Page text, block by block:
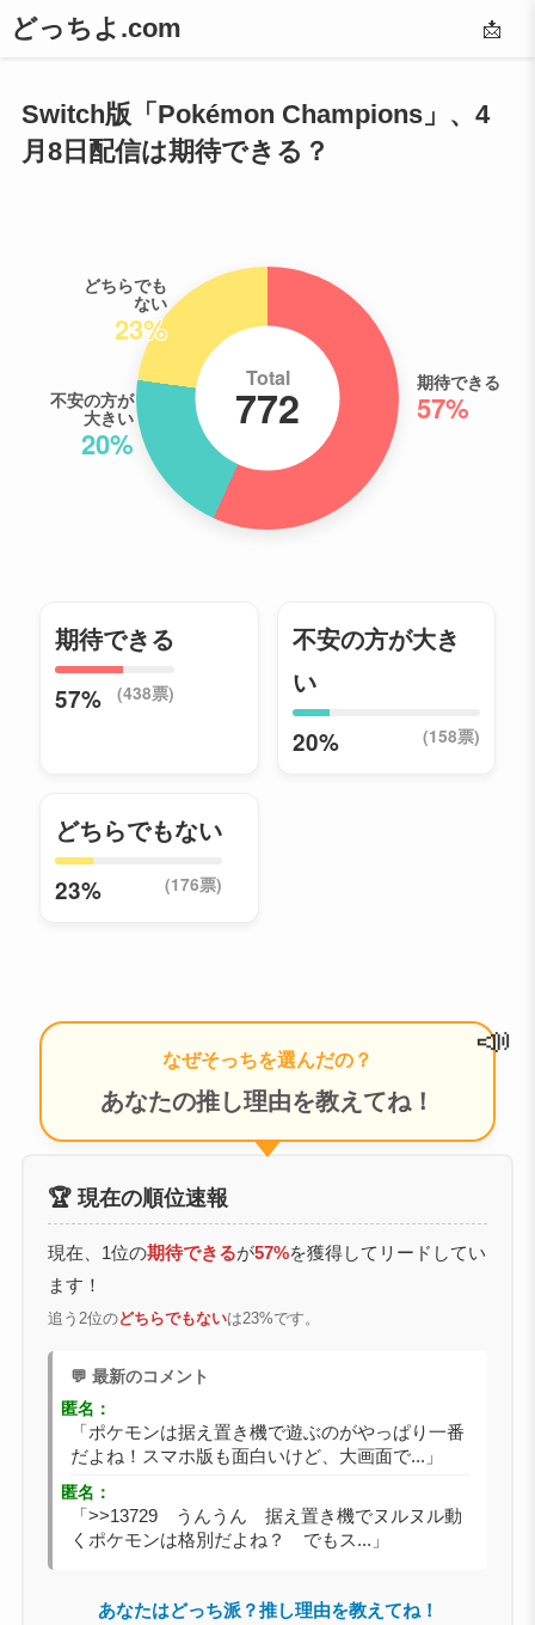
どっちよ.com 📩
Switch版「Pokémon Champions」、4
月8日配信は期待できる？
期待できる
57%
不安の方が
大きい
20%
どちらでも
ない
23%
Total
772
期待できる
57% (438票)
不安の方が大き
い
20% (158票)
どちらでもない
23% (176票)
なぜそっちを選んだの？
あなたの推し理由を教えてね！
📣
🏆 現在の順位速報
現在、1位の期待できるが57%を獲得してリードしてい
ます！
追う2位のどちらでもないは23%です。
💬 最新のコメント
匿名：
「ポケモンは据え置き機で遊ぶのがやっぱり一番
だよね！スマホ版も面白いけど、大画面で...」
匿名：
「>>13729 うんうん 据え置き機でヌルヌル動
くポケモンは格別だよね？ でもス...」
あなたはどっち派？推し理由を教えてね！